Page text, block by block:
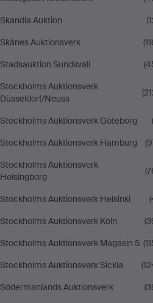
Skandia Auktion
Skånes Auktionsverk
Stadsauktion Sundsvall
Stockholms Auktionsverk
Düsseldorf/Neuss
Stockholms Auktionsverk Göteborg
Stockholms Auktionsverk Hamburg
Stockholms Auktionsverk
Helsingborg
Stockholms Auktionsverk Helsinki
Stockholms Auktionsverk Köln
Stockholms Auktionsverk Magasin 5
Stockholms Auktionsverk Sickla
Södermanlands Auktionsverk